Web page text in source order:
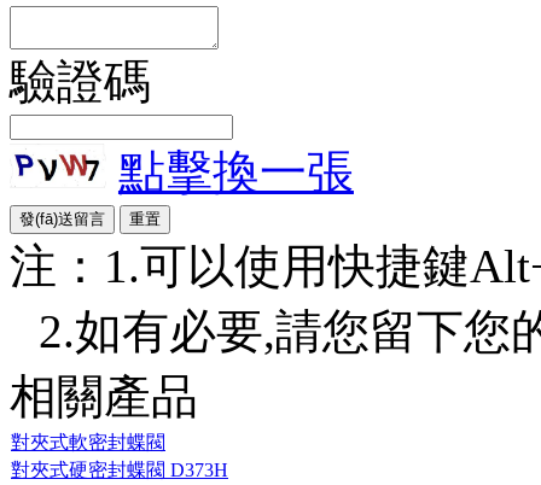
驗證碼
點擊換一張
注：1.可以使用快捷鍵
2.如有必要,請您留下您
相關產品
對夾式軟密封蝶閥
對夾式硬密封蝶閥 D373H